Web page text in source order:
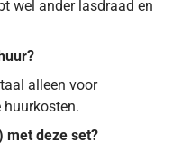
wel ander lasdraad en
alleen voor
met deze set?